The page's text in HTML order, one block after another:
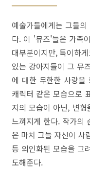
예술가들에게는 그들
다. 이 '뮤즈'들은 가족
대부분이지만, 특이하
있는 강아지들이 그 뮤
에 대한 무한한 사랑을
캐릭터 같은 모습으로
지의 모습이 아닌, 변
느껴지게 한다. 작가의
은 마치 그들 자신이 사
등 의인화된 모습을 그
도해준다.